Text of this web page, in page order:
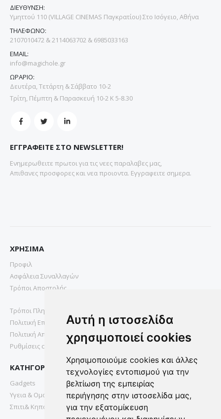
Αυτή η ιστοσελίδα
χρησιμοποιεί cookies
Χρησιμοποιούμε cookies και άλλες
τεχνολογίες εντοπισμού για την
βελτίωση της εμπειρίας
περιήγησης στην ιστοσελίδα μας,
για την εξατομίκευση
ΔΙΕΥΘΥΝΣΗ:
Υμηττού 110 (VILLAGE CINEMAS Παγκρατίου) Στο Ισόγειο, Αθήνα
ΤΗΛΕΦΩΝΟ:
2107010472 & 2114063702 & 6985033163
EMAIL:
info@magichole.gr
ΩΡΑΡΙΟ:
Δευτέρα, Τετάρτη & Σάββατο 10-2
Τρίτη, Πέμπτη & Παρασκευή 10-2 Κ 5-8.30
ΕΓΓΡΑΦΕΙΤΕ ΣΤΟ NEWSLETTER!
Ενημερωθειτε πρωτοι για τις νεες παραλαβες μας,
Απιθανες προσφορες και νεα προιοντα. Εγγραφειτε σημερα.
ΧΡΗΣΙΜΑ
Προφιλ
Ασφάλεια Συναλλαγών
Τρόποι Αποστολής
Τρόποι Πληρωμής
Πολιτική Επιστροφών
Πολιτική Απορρήτου
Ρυθμίσεις cookies
ΚΑΤΗΓΟΡΙΕΣ
Gadgets
Υγεια & Ομορφια
Σπιτι& Κηπος